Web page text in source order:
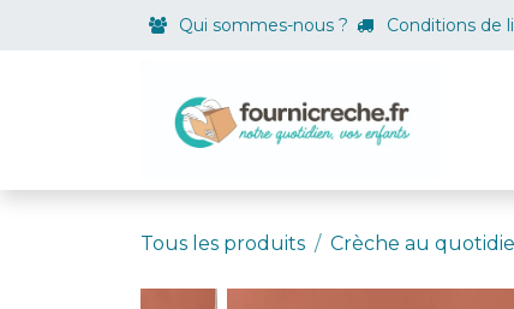
Se rendre au contenuQui sommes-nous ? Conditions de
Tous les produits Crèche au